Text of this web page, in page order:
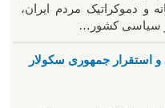
مردم ایران،
سیاسی کشور…
جمهوری سکولار